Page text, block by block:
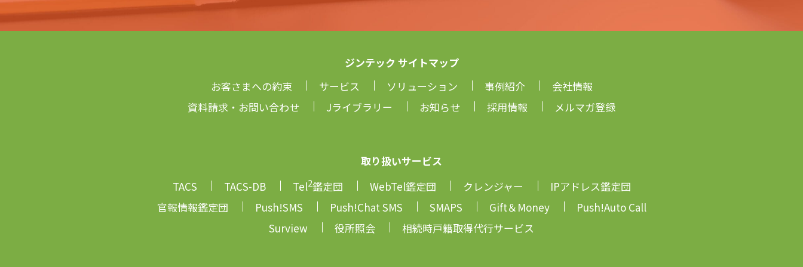
ジンテック サイトマップ
お客さまへの約束
サービス ソリューション 事例紹介
会社情報
資料請求・お問い合わせ
Jライブラリー お知らせ 採用情報 メルマガ登録
取り扱いサービス
TACS
TACS-DB Tel2鑑定団 WebTel鑑定団 クレンジャー
IPアドレス鑑定団
官報情報鑑定団
Push!SMS Push!Chat SMS SMAPS Gift＆Money
Push!Auto Call
Surview
役所照会 相続時戸籍取得代行サービス